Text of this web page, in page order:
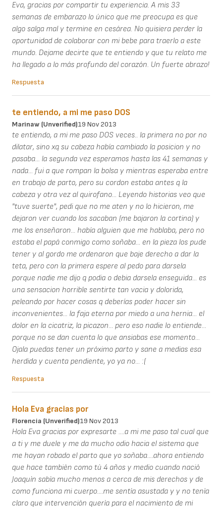
Eva, gracias por compartir tu experiencia. A mis 33
semanas de embarazo lo único que me preocupa es que
algo salga mal y termine en cesárea. No quisiera perder la
oportunidad de colaborar con mi bebe para traerlo a este
mundo. Dejame decirte que te entiendo y que tu relato me
ha llegado a lo más profundo del corazón. Un fuerte abrazo!
Respuesta
te entiendo, a mi me paso DOS
Marinaw (unverified)19 Nov 2013
te entiendo, a mi me paso DOS veces.. la primera no por no
dilatar, sino xq su cabeza había cambiado la posicion y no
pasaba... la segunda vez esperamos hasta las 41 semanas y
nada... fui a que rompan la bolsa y mientras esperaba entre
en trabajo de parto, pero su cordon estaba antes q la
cabeza y otra vez al quirofano... Leyendo historias veo que
"tuve suerte", pedi que no me aten y no lo hicieron, me
dejaron ver cuando los sacaban (me bajaron la cortina) y
me los enseñaron... había alguien que me hablaba, pero no
estaba el papá conmigo como soñaba... en la pieza los pude
tener y al gordo me ordenaron que baje derecho a dar la
teta, pero con la primera espere al pedo para darsela
porque nadie me dijo q podia o debia darsela enseguida... es
una sensacion horrible sentirte tan vacia y dolorida,
peleando por hacer cosas q deberías poder hacer sin
inconvenientes... la faja eterna por miedo a una hernia... el
dolor en la cicatriz, la picazon... pero eso nadie lo entiende...
porque no se dan cuenta lo que ansiabas ese momento...
Ojala puedas tener un próximo parto y sane a medias esa
herdida y cuenta pendiente, yo ya no... :(
Respuesta
Hola Eva gracias por
Florencia (unverified)19 Nov 2013
Hola Eva gracias por expresarte ....a mi me paso tal cual que
a ti y me duele y me da mucho odio hacia el sistema que
me hayan robado el parto que yo soñaba....ahora entiendo
que hace tambièn como tù 4 años y medio cuando naciò
Joaquìn sabìa mucho menos a cerca de mis derechos y de
como funciona mi cuerpo....me sentìa asustada y y no tenìa
claro que intervenciòn querìa para el nacimiento de mi